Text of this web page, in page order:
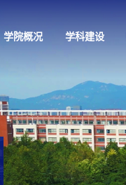
学院概况 学科建设